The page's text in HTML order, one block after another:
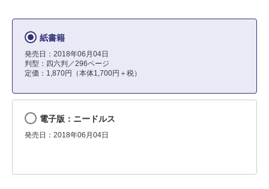
紙書籍
発売日：2018年06月04日
判型：四六判／296ページ
定価：1,870円（本体1,700円＋税）
電子版：ニードルス
発売日：2018年06月04日